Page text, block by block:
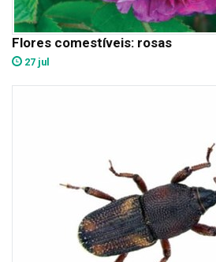
Flores comestíveis: rosas
27 jul